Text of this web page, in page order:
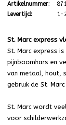
Artikelnummer:
Levertijd:
1-
St. Marc express
St. Marc express
pijnboomhars en
van metaal, hout,
gebruik de St.
St. Marc wordt
voor